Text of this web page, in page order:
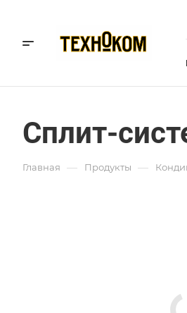
Сплит-
Главная — Продукты —